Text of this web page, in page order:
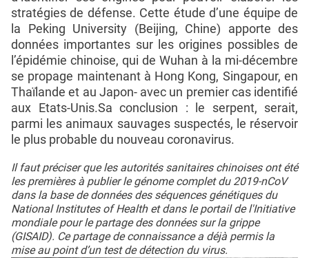
stratégies de défense. Cette étude d’une équipe de
la Peking University (Beijing, Chine) apporte des
données importantes sur les origines possibles de
l’épidémie chinoise, qui de Wuhan à la mi-décembre
se propage maintenant à Hong Kong, Singapour, en
Thaïlande et au Japon- avec un premier cas identifié
aux Etats-Unis.Sa conclusion : le serpent, serait,
parmi les animaux sauvages suspectés, le réservoir
le plus probable du nouveau coronavirus.
Il faut préciser que les autorités sanitaires chinoises ont été
les premières à publier le génome complet du 2019-nCoV
dans la base de données des séquences génétiques du
National Institutes of Health et dans le portail de l'Initiative
mondiale pour le partage des données sur la grippe
(GISAID). Ce partage de connaissance a déjà permis la
mise au point d’un test de détection du virus.